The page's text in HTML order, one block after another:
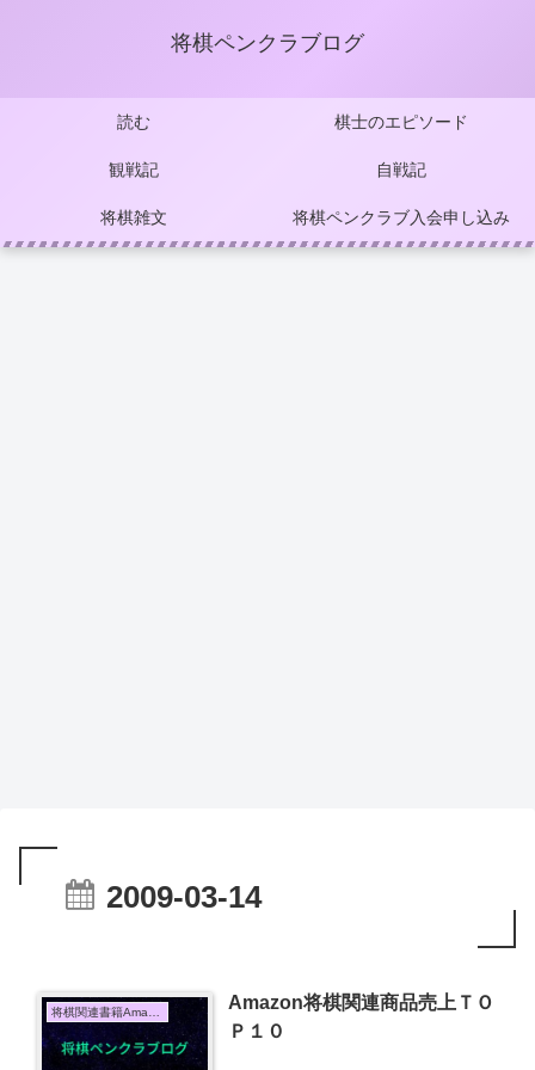
将棋ペンクラブログ
読む 棋士のエピソード
観戦記 自戦記
将棋雑文 将棋ペンクラブ入会申し込み
2009-03-14
Amazon将棋関連商品売上ＴＯ
Ｐ１０